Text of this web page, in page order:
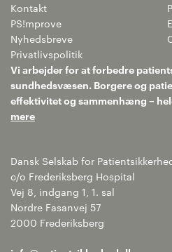
Kontakt
PS!mprove
Nyhedsbreve
Privatlivspolitik
Vi arbejder for at forbedre
sundhedsvæsen. Borgere og
effektivitet og sammenhæng –
mere
Dansk Selskab for
c/o Frederiksberg Hospital
Vej 8, indgang 1, 1. sal
Nordre Fasanvej 57
2000 Frederiksberg